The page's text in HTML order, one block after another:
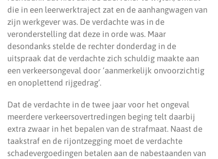
die in een leerwerktraject zat en de aanhangwagen van
zijn werkgever was. De verdachte was in de
veronderstelling dat deze in orde was. Maar
desondanks stelde de rechter donderdag in de
uitspraak dat de verdachte zich schuldig maakte aan
een verkeersongeval door ‘aanmerkelijk onvoorzichtig
en onoplettend rijgedrag’.
Dat de verdachte in de twee jaar voor het ongeval
meerdere verkeersovertredingen beging telt daarbij
extra zwaar in het bepalen van de strafmaat. Naast de
taakstraf en de rijontzegging moet de verdachte
schadevergoedingen betalen aan de nabestaanden van